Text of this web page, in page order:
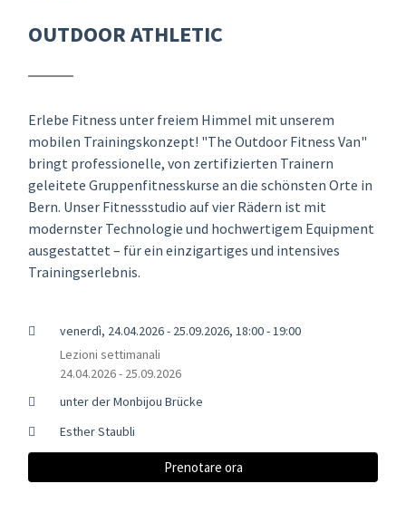
OUTDOOR ATHLETIC
Erlebe Fitness unter freiem Himmel mit unserem
mobilen Trainingskonzept! "The Outdoor Fitness Van"
bringt professionelle, von zertifizierten Trainern
geleitete Gruppenfitnesskurse an die schönsten Orte in
Bern. Unser Fitnessstudio auf vier Rädern ist mit
modernster Technologie und hochwertigem Equipment
ausgestattet – für ein einzigartiges und intensives
Trainingserlebnis.
venerdì, 24.04.2026 - 25.09.2026, 18:00 - 19:00
Lezioni settimanali
24.04.2026 - 25.09.2026
unter der Monbijou Brücke
Esther Staubli
Prenotare ora